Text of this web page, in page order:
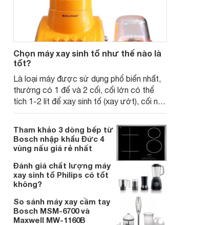
Chọn máy xay sinh tố như thế nào là
tốt?
Là loại máy được sử dụng phổ biến nhất,
thường có 1 đế và 2 cối, cối lớn có thể
tích 1-2 lít để xay sinh tố (xay ướt), cối nhỏ
dùng xay thịt, ngũ cốc, các loại hạt (xay
Tham khảo 3 dòng bếp từ
Bosch nhập khẩu Đức 4
vùng nấu giá rẻ nhất
Đánh giá chất lượng máy
xay sinh tố Philips có tốt
không?
So sánh máy xay cầm tay
Bosch MSM-6700 và
Maxwell MW-1160B